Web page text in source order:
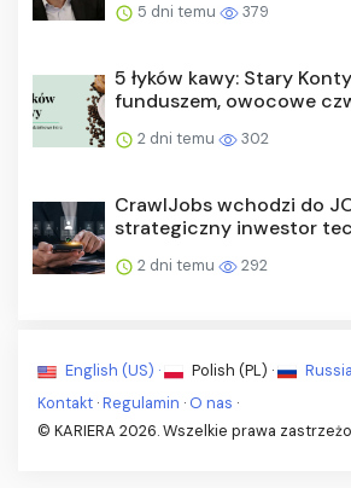
5 dni temu 379
5 łyków kawy: Stary
funduszem, owocowe
2 dni temu 302
CrawlJobs wchodzi do
strategiczny inwestor
2 dni temu 292
English (US) · Polish (PL) ·
Kontakt ·Regulamin · O nas ·
© KARIERA 2026. Wszelkie prawa